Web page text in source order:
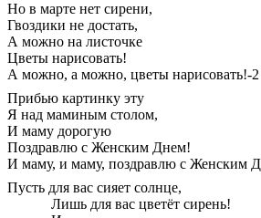
Но в марте нет сирени,
Гвоздики не достать,
А можно на листочке
Цветы нарисовать!
А можно, а можно, цветы нарисовать!-2
Прибью картинку эту
Я над маминым столом,
И маму дорогую
Поздравлю с Женским Днем!
И маму, и маму, поздравлю с Женским
Пусть для вас сияет солнце,
Лишь для вас цветёт сирень!